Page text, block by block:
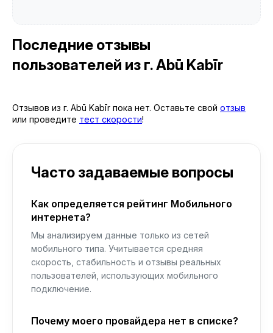
Последние отзывы
пользователей из г. Abū Kabīr
Отзывов из г. Abū Kabīr пока нет. Оставьте свой отзыв
или проведите тест скорости!
Часто задаваемые вопросы
Как определяется рейтинг Мобильного
интернета?
Мы анализируем данные только из сетей
мобильного типа. Учитывается средняя
скорость, стабильность и отзывы реальных
пользователей, использующих мобильного
подключение.
Почему моего провайдера нет в списке?